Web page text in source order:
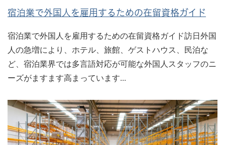
宿泊業で外国人を雇用するための在留資格ガイド
宿泊業で外国人を雇用するための在留資格ガイド訪日外国
人の急増により、ホテル、旅館、ゲストハウス、民泊な
ど、宿泊業界では多言語対応が可能な外国人スタッフのニ
ーズがますます高まっています...